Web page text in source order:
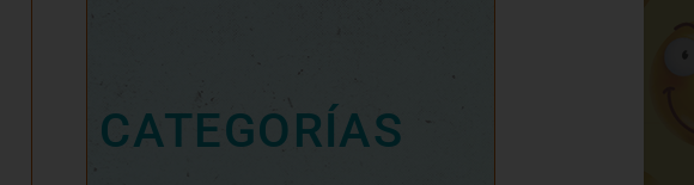
CATEGORÍAS